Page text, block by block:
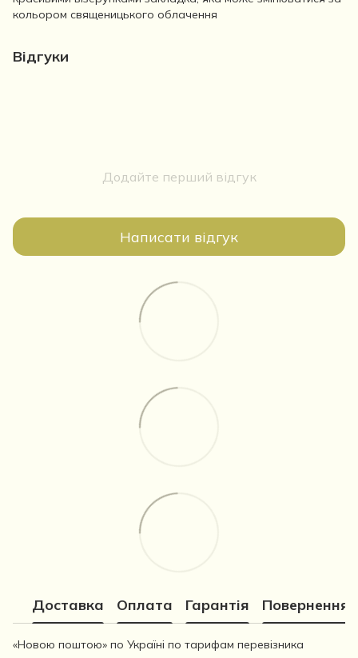
кольором священицького облачення
Відгуки
Додайте перший відгук
Написати відгук
Доставка Оплата Гарантія Повернення
«Новою поштою» по Україні по тарифам перевізника